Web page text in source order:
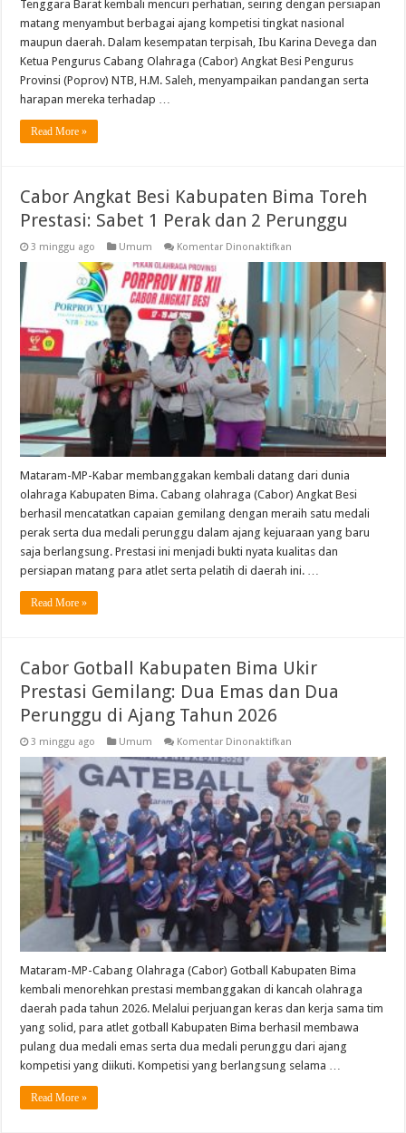
Tenggara Barat kembali mencuri perhatian, seiring dengan persiapan
matang menyambut berbagai ajang kompetisi tingkat nasional
maupun daerah. Dalam kesempatan terpisah, Ibu Karina Devega dan
Ketua Pengurus Cabang Olahraga (Cabor) Angkat Besi Pengurus
Provinsi (Poprov) NTB, H.M. Saleh, menyampaikan pandangan serta
harapan mereka terhadap …
Read More »
Cabor Angkat Besi Kabupaten Bima Toreh
Prestasi: Sabet 1 Perak dan 2 Perunggu
3 minggu ago Umum Komentar Dinonaktifkan
Kabupaten
Bima
Prestasi:
Sabet
1
Perak
dan
Perunggu
Mataram-MP-Kabar membanggakan kembali datang dari dunia
olahraga Kabupaten Bima. Cabang olahraga (Cabor) Angkat Besi
berhasil mencatatkan capaian gemilang dengan meraih satu medali
perak serta dua medali perunggu dalam ajang kejuaraan yang baru
saja berlangsung. Prestasi ini menjadi bukti nyata kualitas dan
persiapan matang para atlet serta pelatih di daerah ini. …
Read More »
Cabor Gotball Kabupaten Bima Ukir
Prestasi Gemilang: Dua Emas dan Dua
Perunggu di Ajang Tahun 2026
3 minggu ago Umum Komentar Dinonaktifkan
Gotball
Kabupaten
Bima
Ukir
Prestasi
Gemilang:
Dua
Emas
dan
Dua
Perunggu
di
Ajang
Tahun
2026
Mataram-MP-Cabang Olahraga (Cabor) Gotball Kabupaten Bima
kembali menorehkan prestasi membanggakan di kancah olahraga
daerah pada tahun 2026. Melalui perjuangan keras dan kerja sama tim
yang solid, para atlet gotball Kabupaten Bima berhasil membawa
pulang dua medali emas serta dua medali perunggu dari ajang
kompetisi yang diikuti. Kompetisi yang berlangsung selama …
Read More »